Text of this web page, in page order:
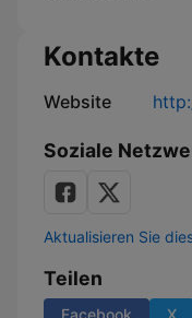
Kontakte
Website
Soziale
Aktualisieren Sie
Teilen
Facebook X